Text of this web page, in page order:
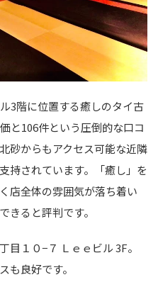
3階に位置する癒しのタイ古
と106件という圧倒的な口コ
砂からもアクセス可能な近隣
持されています。「癒し」を
店全体の雰囲気が落ち着い
きると評判です。
目１０−７ Ｌｅｅビル 3F。
も良好です。